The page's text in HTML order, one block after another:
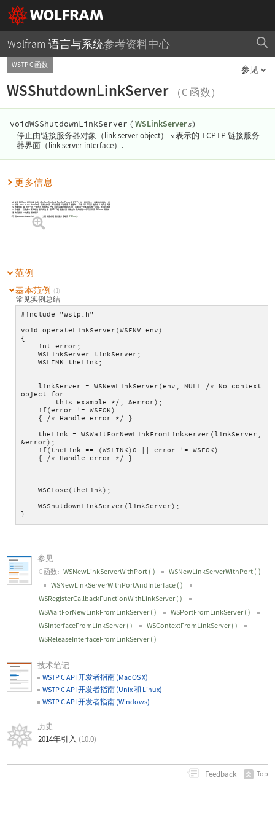
Wolfram 语言与系统参考资料中心
WSTP C 函数 参见
WSShutdownLinkServer （C 函数）
voidWSShutdownLinkServer ( WSLinkServer s)
停止由链接服务器对象（link server object） s表示的 TCPIP 链接服务
器界面（link server interface）.
更多信息
在使用 Wolfram 符号传递协议（Wolfram Symbolic Transfer Protocol- WSTP）的一般过程中，创建的连接在一对
一标准（one-to-one standard）下发生作用，即当程序 A 与程序 B 连接时，只有 A 和 B 可以使用在 A 与 B 之间建
立的通信终端. 这种一对一模式与传统的客户端 / 服务器通信模式不同，后者用一对多模式推广连接，即服务器有
一个连接，且有多个客户端连接到此连接. 该 WSTP 链接服务器功能允许用户创建一个可以利用 Wolfram 符号传
递协议提供一对多连接的程序.
可将 WSShutdownLinkServer()想成是在链接的服务器端用 WSClose().
范例
基本范例 (1)
常见实例总结
#include "wstp.h"
void operateLinkServer(WSENV env)
{
int error;
WSLinkServer linkServer;
WSLINK theLink;
linkServer = WSNewLinkServer(env, NULL /* No context
object for
this example */, &error);
if(error != WSEOK)
{ /* Handle error */ }
theLink = WSWaitForNewLinkFromLinkserver(linkServer,
&error);
if(theLink == (WSLINK)0 || error != WSEOK)
{ /* Handle error */ }
...
WSCLose(theLink);
WSShutdownLinkServer(linkServer);
}
参见
C 函数: WSNewLinkServerWithPort ( ) WSNewLinkServerWithPort ( )
WSNewLinkServerWithPortAndInterface ( )
WSRegisterCallbackFunctionWithLinkServer ( )
WSWaitForNewLinkFromLinkServer ( ) WSPortFromLinkServer ( )
WSInterfaceFromLinkServer ( ) WSContextFromLinkServer ( )
WSReleaseInterfaceFromLinkServer ( )
技术笔记
WSTP C API 开发者指南 (Mac OS X)
WSTP C API 开发者指南 (Unix 和 Linux)
WSTP C API 开发者指南 (Windows)
历史
2014年引入 (10.0)
Feedback Top